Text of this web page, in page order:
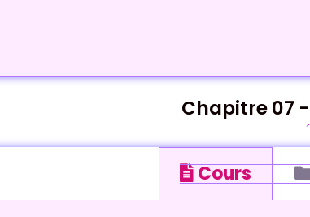
Chapitre 07 -
Cours